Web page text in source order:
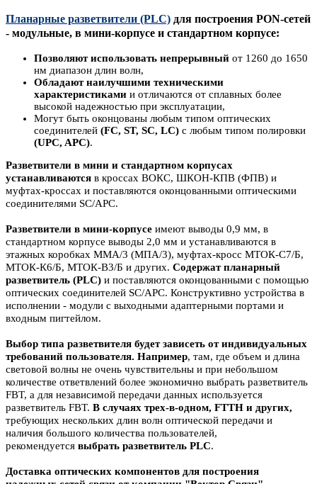
Планарные разветвители (PLC) для построения PON-сетей
- модульные, в мини-корпусе и стандартном корпусе:
Позволяют использовать непрерывный от 1260 до 1650
нм диапазон длин волн,
Обладают наилучшими техническими
характеристиками и отличаются от сплавных более
высокой надежностью при эксплуатации,
Могут быть оконцованы любым типом оптических
соединителей (FC, ST, SC, LC) с любым типом полировки
(UPC, APC).
Разветвители в мини и стандартном корпусах
устанавливаются в кроссах ВОКС, ШКОН-КПВ (ФПВ) и
муфтах-кроссах и поставляются оконцованными оптическими
соединителями SC/APC.
Разветвители в мини-корпусе имеют выводы 0,9 мм, в
стандартном корпусе выводы 2,0 мм и устанавливаются в
этажных коробках ММА/3 (МПА/3), муфтах-кросс МТОК-С7/Б,
МТОК-К6/Б, МТОК-В3/Б и других. Содержат планарный
разветвитель (PLC) и поставляются оконцованными с помощью
оптических соединителей SC/APC. Конструктивно устройства в
исполнении - модули с выходными адаптерными портами и
входным пигтейлом.
Выбор типа разветвителя будет зависеть от индивидуальных
требований пользователя. Например, там, где объем и длина
световой волны не очень чувствительны и при небольшом
количестве ответвлений более экономично выбрать разветвитель
FBT, а для независимой передачи данных используется
разветвитель FBT. В случаях трех-в-одном, FTTH и других,
требующих нескольких длин волн оптической передачи и
наличия большого количества пользователей,
рекомендуется выбрать разветвитель PLC.
Доставка оптических компонентов для построения